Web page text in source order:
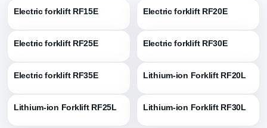
Electric forklift RF15E Electric forklift RF20E
Electric forklift RF25E Electric forklift RF30E
Electric forklift RF35E Lithium-ion Forklift RF20L
Lithium-ion Forklift RF25L Lithium-ion Forklift RF30L